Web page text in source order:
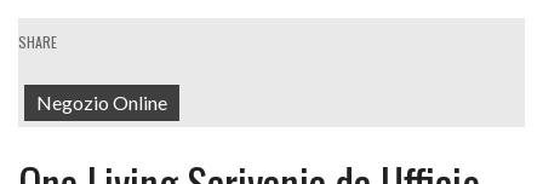
SHARE
Negozio Online